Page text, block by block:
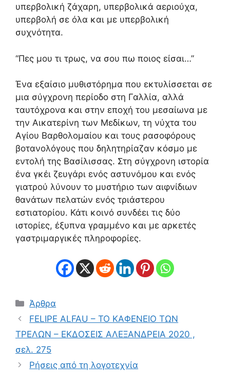
υπερβολική ζάχαρη, υπερβολικά αεριούχα,
υπερβολή σε όλα και με υπερβολική
συχνότητα.
“Πες μου τι τρως, να σου πω ποιος είσαι…”
Ένα εξαίσιο μυθιστόρημα που εκτυλίσσεται σε
μια σύγχρονη περίοδο στη Γαλλία, αλλά
ταυτόχρονα και στην εποχή του μεσαίωνα με
την Αικατερίνη των Μεδίκων, τη νύχτα του
Αγίου Βαρθολομαίου και τους ρασοφόρους
βοτανολόγους που δηλητηρίαζαν κόσμο με
εντολή της Βασίλισσας. Στη σύγχρονη ιστορία
ένα γκέι ζευγάρι ενός αστυνόμου και ενός
γιατρού λύνουν το μυστήριο των αιφνίδιων
θανάτων πελατών ενός τριάστερου
εστιατορίου. Κάτι κοινό συνδέει τις δύο
ιστορίες, έξυπνα γραμμένο και με αρκετές
γαστριμαργικές πληροφορίες.
Κατηγορίες
Άρθρα
FELIPE ALFAU – ΤΟ ΚΑΦΕΝΕΙΟ ΤΩΝ
ΤΡΕΛΩΝ – ΕΚΔΟΣΕΙΣ ΑΛΕΞΑΝΔΡΕΙΑ 2020 ,
σελ. 275
Ρήσεις από τη λογοτεχνία